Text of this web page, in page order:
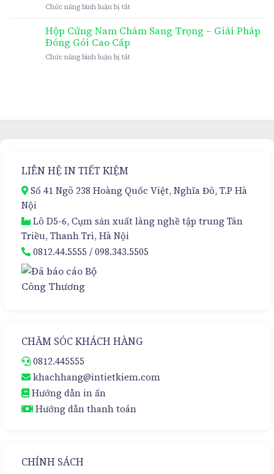
Chức năng bình luận bị tắtở
Hộp
Cứng
Châm
Nám
Hoàn
Hộp Cứng Nam Châm Sang Trọng – Giải Pháp
Đóng Gói Cao Cấp
Chức năng bình luận bị tắtở
Trọng
Cấp
LIÊN HỆ IN TIẾT KIỆM
Số 41 Ngõ 238 Hoàng Quốc Việt, Nghĩa Đô, T.P Hà
Nội
Lô D5-6, Cụm sản xuất làng nghề tập trung Tân
Triều, Thanh Trì, Hà Nội
0812.44.5555 /098.343.5505
CHĂM SÓC KHÁCH HÀNG
0812.445555
khachhang@intietkiem.com
Hướng dẫn in ấn
Hướng dẫn thanh toán
CHÍNH SÁCH